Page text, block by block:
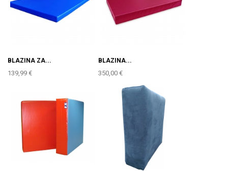
BLAZINA ZA...
139,99 €
BLAZINA...
350,00 €